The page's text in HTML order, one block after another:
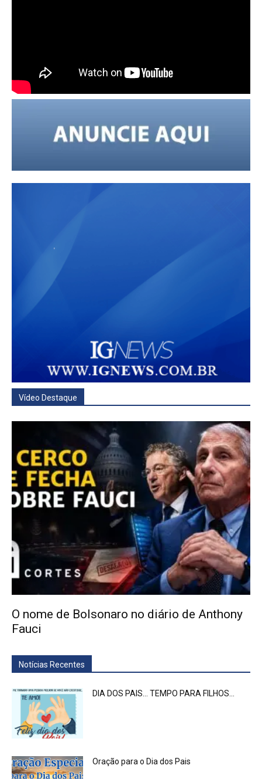
Vídeo Destaque
O nome de Bolsonaro no diário de Anthony
Fauci
Notícias Recentes
DIA DOS PAIS… TEMPO PARA FILHOS…
Oração para o Dia dos Pais